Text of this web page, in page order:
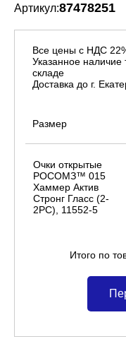
Артикул:87478251
Все цены с НДС
Указанное наличие
складе
Доставка до г.
Размер
Очки открытые
РОСОМЗ™ 015
Хаммер Актив
Стронг Гласс (2-
2PC), 11552-5
Итого по